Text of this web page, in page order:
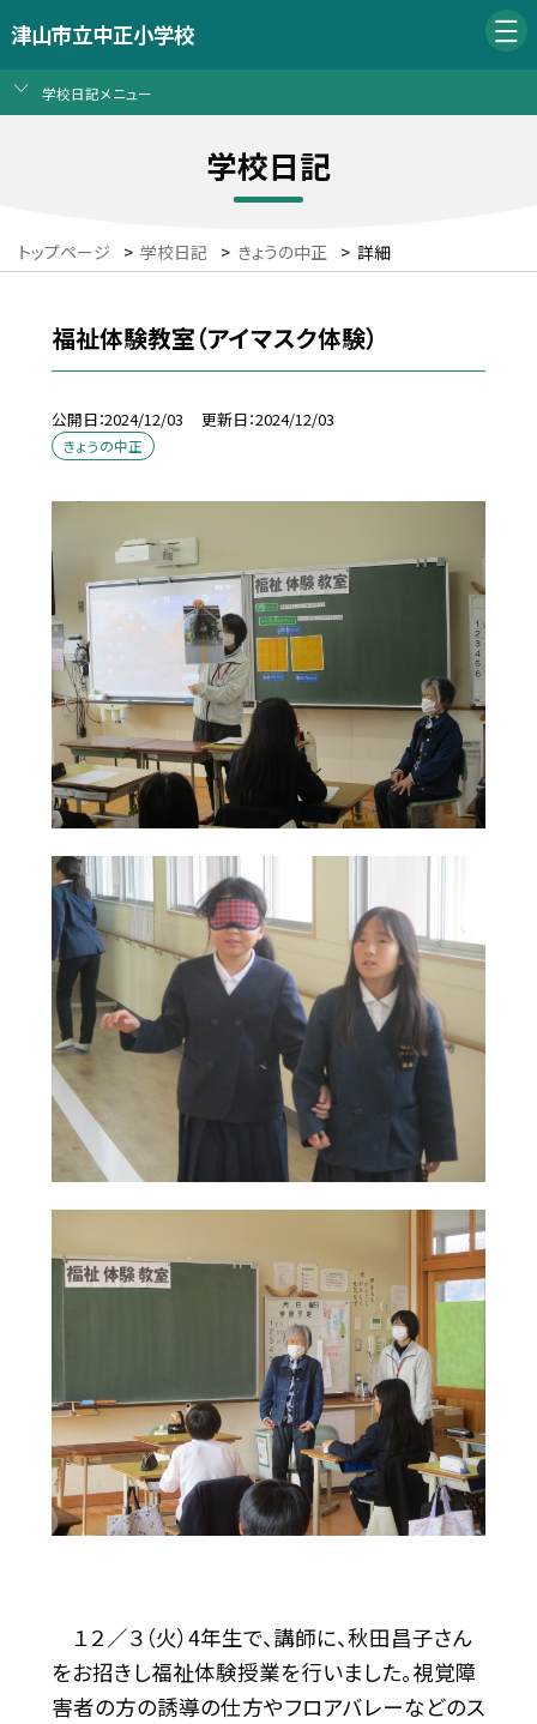
津山市立中正小学校
学校日記メニュー
学校日記
トップページ > 学校日記 > きょうの中正 > 詳細
福祉体験教室（アイマスク体験）
公開日 2024/12/03 更新日 2024/12/03
きょうの中正
１２／３（火）4年生で、講師に、秋田昌子さん
をお招きし福祉体験授業を行いました。視覚障
害者の方の誘導の仕方やフロアバレーなどのス